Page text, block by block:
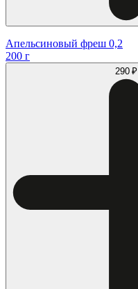
Апельсиновый фреш 0,2
200 г
290 ₽